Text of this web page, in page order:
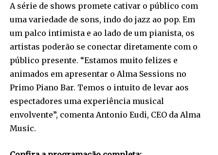
A série de shows promete cativar o público com
uma variedade de sons, indo do jazz ao pop. Em
um palco intimista e ao lado de um pianista, os
artistas poderão se conectar diretamente com o
público presente. “Estamos muito felizes e
animados em apresentar o Alma Sessions no
Primo Piano Bar. Temos o intuito de levar aos
espectadores uma experiência musical
envolvente”, comenta Antonio Eudi, CEO da Alma
Music.